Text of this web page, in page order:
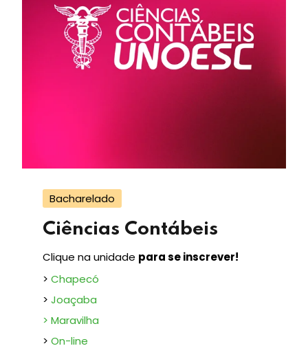
Bacharelado
Ciências Contábeis
Clique na unidade para se inscrever!
> Chapecó
> Joaçaba
> Maravilha
> On-line